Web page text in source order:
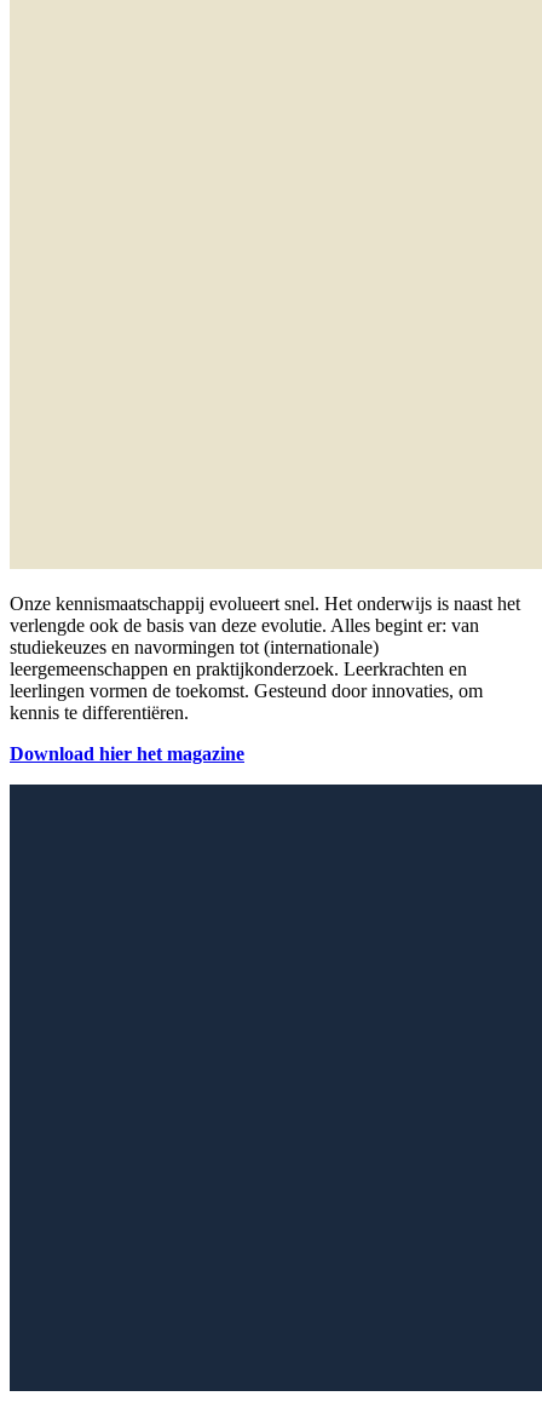
Onze kennismaatschappij evolueert snel. Het onderwijs is naast het
verlengde ook de basis van deze evolutie. Alles begint er: van
studiekeuzes en navormingen tot (internationale)
leergemeenschappen en praktijkonderzoek. Leerkrachten en
leerlingen vormen de toekomst. Gesteund door innovaties, om
kennis te differentiëren.
Download hier het magazine